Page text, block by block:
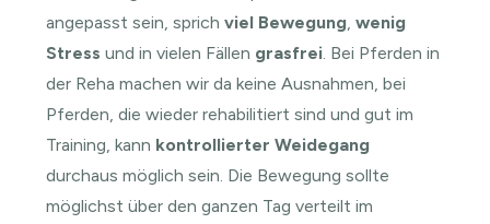
angepasst sein, sprich viel Bewegung ,wenig
Stress und in vielen Fällen grasfrei . Bei Pferden in
der Reha machen wir da keine Ausnahmen, bei
Pferden, die wieder rehabilitiert sind und gut im
Training, kann kontrollierter Weidegang
durchaus möglich sein. Die Bewegung sollte
möglichst über den ganzen Tag verteilt im